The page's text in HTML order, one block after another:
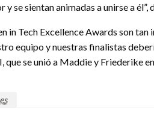
y se sientan animadas a unirse a
in Tech Excellence Awards son
equipo y nuestras finalistas
se unió a Maddie y Friederike